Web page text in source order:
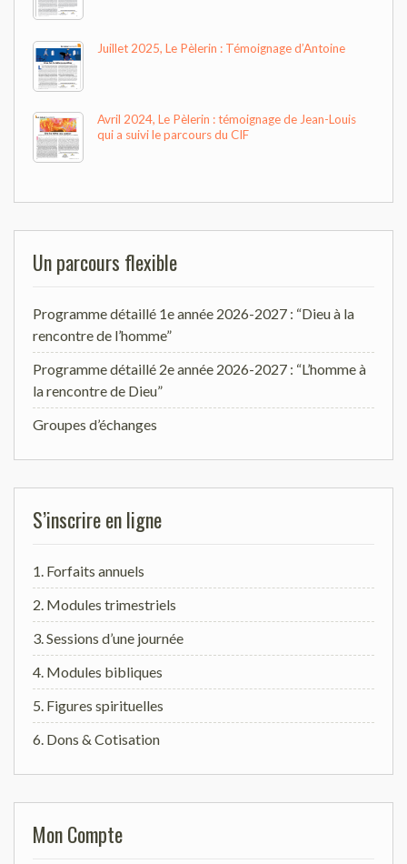
Juillet 2025, Le Pèlerin : Témoignage d’Antoine
Avril 2024, Le Pèlerin : témoignage de Jean-Louis
qui a suivi le parcours du CIF
Un parcours flexible
Programme détaillé 1e année 2026-2027 : “Dieu à la
rencontre de l’homme”
Programme détaillé 2e année 2026-2027 : “L’homme à
la rencontre de Dieu”
Groupes d’échanges
S’inscrire en ligne
1. Forfaits annuels
2. Modules trimestriels
3. Sessions d’une journée
4. Modules bibliques
5. Figures spirituelles
6. Dons & Cotisation
Mon Compte